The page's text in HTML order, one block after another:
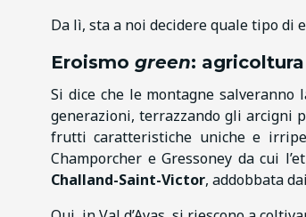
Da lì, sta a noi decidere quale tipo di
Eroismo green:
Si dice che le montagne
generazioni, terrazzando gli arcigni
frutti caratteristiche uniche e
Champorcher e Gressoney da cui
Challand-Saint-Victor, addobbata